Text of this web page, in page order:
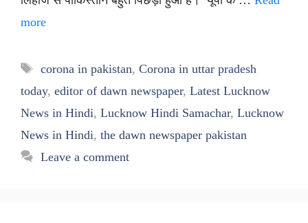
more
Tags
corona in pakistan, Corona in uttar pradesh
today, editor of dawn newspaper, Latest Lucknow
News in Hindi, Lucknow Hindi Samachar, Lucknow
News in Hindi, the dawn newspaper pakistan
Leave a comment